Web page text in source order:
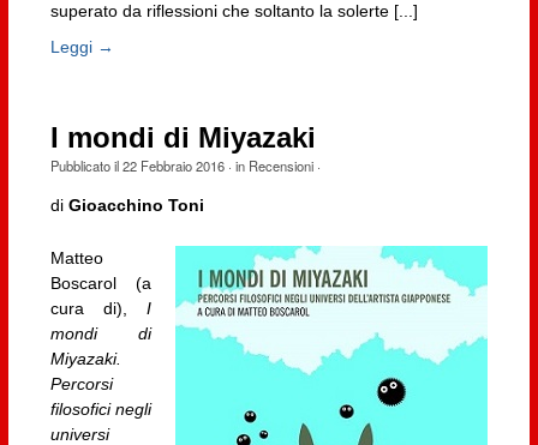
superato da riflessioni che soltanto la solerte [...]
Leggi →
I mondi di Miyazaki
Pubblicato il22 Febbraio 2016· in Recensioni·
di Gioacchino Toni
Matteo
Boscarol (a
cura di),I
mondi di
Miyazaki.
Percorsi
filosofici negli
universi